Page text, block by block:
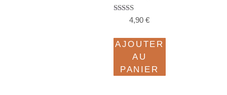
Note
5.00
4,90€
AJOUTER
AU
PANIER